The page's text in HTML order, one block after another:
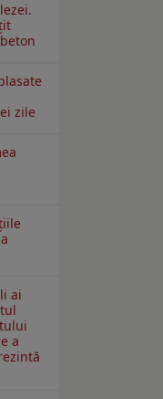
zile
ai
a